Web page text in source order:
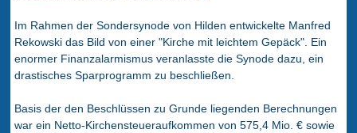
Im Rahmen der Sondersynode von Hilden entwickelte Manfred
Rekowski das Bild von einer "Kirche mit leichtem Gepäck". Ein
enormer Finanzalarmismus veranlasste die Synode dazu, ein
drastisches Sparprogramm zu beschließen.
Basis der den Beschlüssen zu Grunde liegenden Berechnungen
war ein Netto-Kirchensteueraufkommen von 575,4 Mio. € sowie